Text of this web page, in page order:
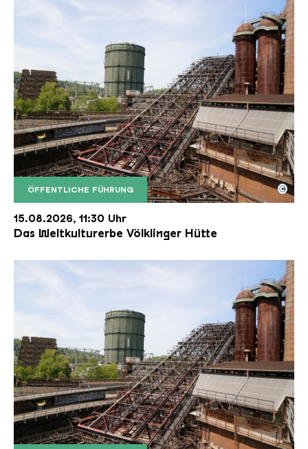
ÖFFENTLICHE FÜHRUNG
Der Erzschrägaufzug der Völklinger Hütte mit
Copyright: Weltkulturerbe Völklinger Hütte | Karl
©
15.08.2026, 11:30 Uhr
Das Weltkulturerbe Völklinger Hütte